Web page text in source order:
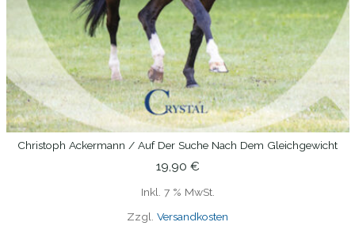
IN DEN WARENKORB
Christoph Ackermann / Auf Der Suche Nach Dem Gleichgewicht
19,90 €
Inkl. 7 % MwSt.
Zzgl. Versandkosten